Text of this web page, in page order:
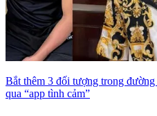
Bắt thêm 3 đối tượng trong
qua “app tình cảm”